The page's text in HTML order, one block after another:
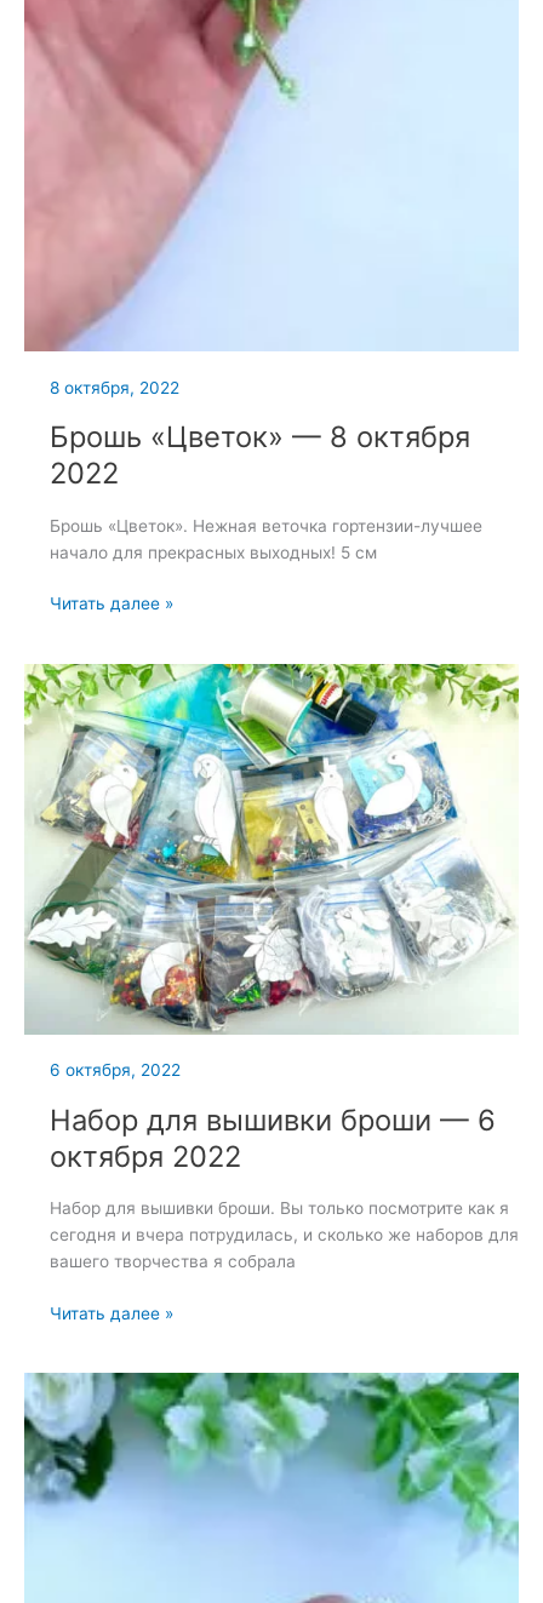
8 октября, 2022
Брошь «Цветок» — 8 октября
2022
Брошь «Цветок». Нежная веточка гортензии-лучшее
начало для прекрасных выходных! 5 см
Брошь
8
октября
2022
Читать далее »
6 октября, 2022
Набор для вышивки броши — 6
октября 2022
Набор для вышивки броши. Вы только посмотрите как я
сегодня и вчера потрудилась, и сколько же наборов для
вашего творчества я собрала
Набор
броши
—
6
октября
2022
Читать далее »